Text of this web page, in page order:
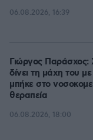
06.08.2026, 16:39
Γιώργος Παράσχος:
δίνει τη μάχη του
μπήκε στο
θεραπεία
06.08.2026, 18:00